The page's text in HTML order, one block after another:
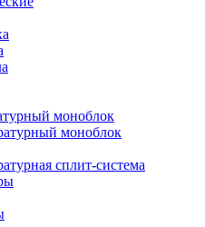
моноблок
моноблок
сплит-система